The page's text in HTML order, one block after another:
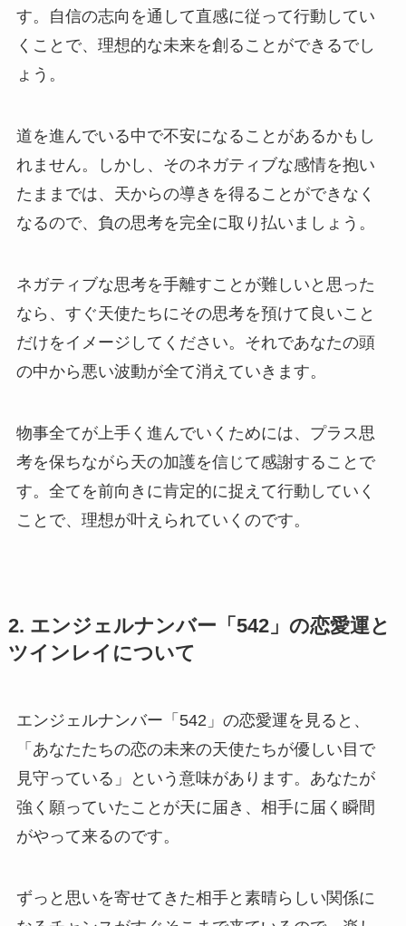
す。自信の志向を通して直感に従って行動してい
くことで、理想的な未来を創ることができるでし
ょう。
道を進んでいる中で不安になることがあるかもし
れません。しかし、そのネガティブな感情を抱い
たままでは、天からの導きを得ることができなく
なるので、負の思考を完全に取り払いましょう。
ネガティブな思考を手離すことが難しいと思った
なら、すぐ天使たちにその思考を預けて良いこと
だけをイメージしてください。それであなたの頭
の中から悪い波動が全て消えていきます。
物事全てが上手く進んでいくためには、プラス思
考を保ちながら天の加護を信じて感謝することで
す。全てを前向きに肯定的に捉えて行動していく
ことで、理想が叶えられていくのです。
2. エンジェルナンバー「542」の恋愛運と
ツインレイについて
エンジェルナンバー「542」の恋愛運を見ると、
「あなたたちの恋の未来の天使たちが優しい目で
見守っている」という意味があります。あなたが
強く願っていたことが天に届き、相手に届く瞬間
がやって来るのです。
ずっと思いを寄せてきた相手と素晴らしい関係に